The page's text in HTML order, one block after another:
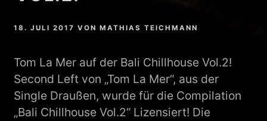
18. JULI 2017 VONMATHIAS TEICHMANN
Tom La Mer auf der Bali Chillhouse Vol.2!
Second Left von „Tom La Mer“, aus der
Single Draußen, wurde für die Compilation
„Bali Chillhouse Vol.2“ Lizensiert! Die